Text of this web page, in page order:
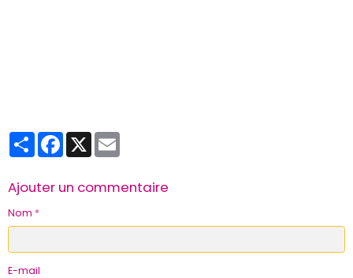
PartagerFacebook
X
Ajouter un commentaire
Nom
E-mail